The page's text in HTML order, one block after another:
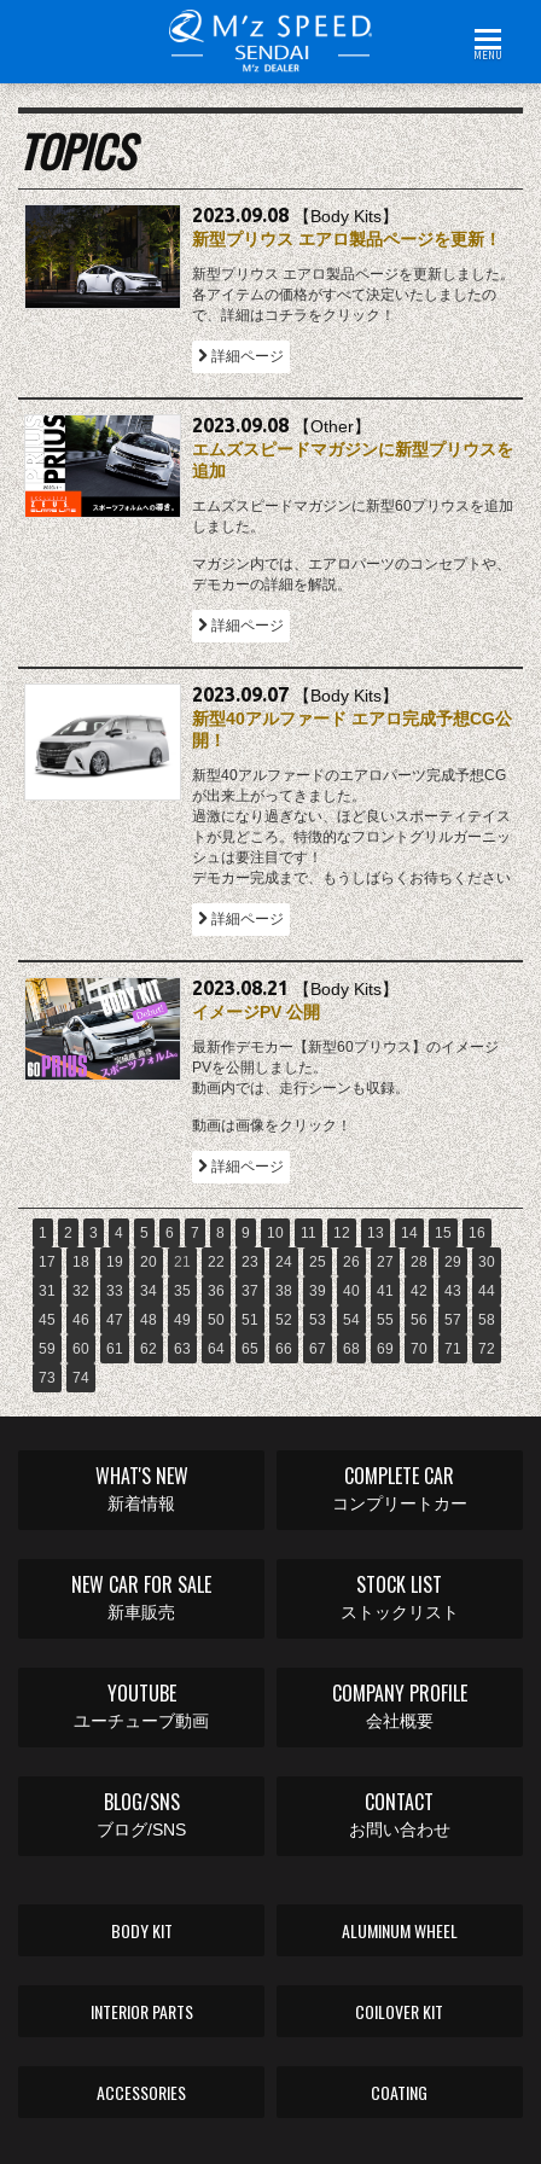
MENU
TOPICS
2023.09.08【Body Kits】
新型プリウス エアロ製品ページを更新！
新型プリウス エアロ製品ページを更新しました。
各アイテムの価格がすべて決定いたしましたの
で、詳細はコチラをクリック！
詳細ページ
2023.09.08【Other】
エムズスピードマガジンに新型プリウスを
追加
エムズスピードマガジンに新型60プリウスを追加
しました。
マガジン内では、エアロパーツのコンセプトや、
デモカーの詳細を解説。
詳細ページ
2023.09.07【Body Kits】
新型40アルファード エアロ完成予想CG公
開！
新型40アルファードのエアロパーツ完成予想CG
が出来上がってきました。
過激になり過ぎない、ほど良いスポーティテイス
トが見どころ。特徴的なフロントグリルガーニッ
シュは要注目です！
デモカー完成まで、もうしばらくお待ちください
詳細ページ
2023.08.21【Body Kits】
イメージPV 公開
最新作デモカー【新型60プリウス】のイメージ
PVを公開しました。
動画内では、走行シーンも収録。
動画は画像をクリック！
詳細ページ
1 2 3 4 5 6 7 8 9 10 11 12 13 14 15
16
17
18 19 20 21 22 23 24 25 26 27 28 29
30
31
32 33 34 35 36 37 38 39 40 41 42 43
44
45
46 47 48 49 50 51 52 53 54 55 56 57
58
59
60 61 62 63 64 65 66 67 68 69 70 71
72
73
74
WHAT'S NEW
新着情報
COMPLETE CAR
コンプリートカー
NEW CAR FOR SALE
新車販売
STOCK LIST
ストックリスト
YOUTUBE
ユーチューブ動画
COMPANY PROFILE
会社概要
BLOG/SNS
ブログ/SNS
CONTACT
お問い合わせ
BODY KIT ALUMINUM WHEEL
INTERIOR PARTS COILOVER KIT
ACCESSORIES COATING